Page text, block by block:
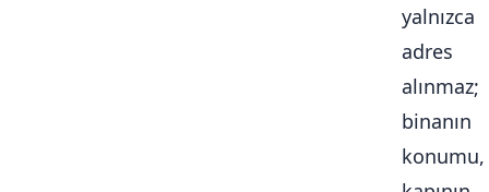
yalnızca
adres
alınmaz;
binanın
konumu,